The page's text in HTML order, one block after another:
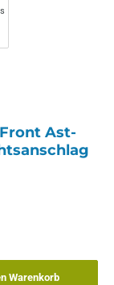
Ast-
die Schaltflächen um
Warenkorb